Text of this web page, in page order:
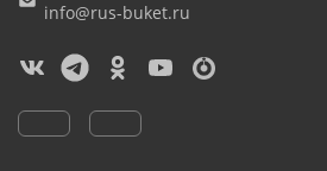
info@rus-buket.ru